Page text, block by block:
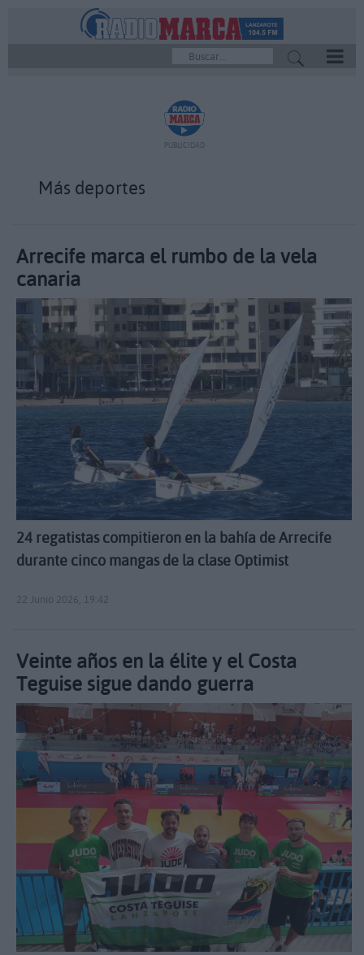
PUBLICIDAD
Más deportes
Arrecife marca el rumbo de la vela
canaria
24 regatistas compitieron en la bahía de Arrecife
durante cinco mangas de la clase Optimist
22 Junio 2026, 19:42
Veinte años en la élite y el Costa
Teguise sigue dando guerra